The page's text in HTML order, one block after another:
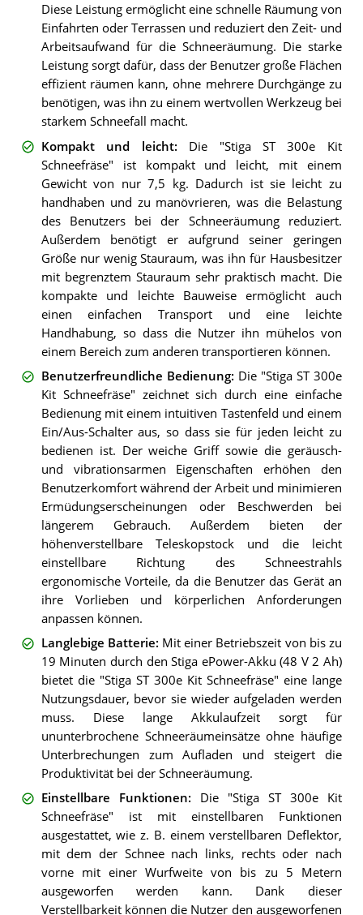
Diese Leistung ermöglicht eine schnelle Räumung von
Einfahrten oder Terrassen und reduziert den Zeit- und
Arbeitsaufwand für die Schneeräumung. Die starke
Leistung sorgt dafür, dass der Benutzer große Flächen
effizient räumen kann, ohne mehrere Durchgänge zu
benötigen, was ihn zu einem wertvollen Werkzeug bei
starkem Schneefall macht.
Kompakt und leicht: Die "Stiga ST 300e Kit
Schneefräse" ist kompakt und leicht, mit einem
Gewicht von nur 7,5 kg. Dadurch ist sie leicht zu
handhaben und zu manövrieren, was die Belastung
des Benutzers bei der Schneeräumung reduziert.
Außerdem benötigt er aufgrund seiner geringen
Größe nur wenig Stauraum, was ihn für Hausbesitzer
mit begrenztem Stauraum sehr praktisch macht. Die
kompakte und leichte Bauweise ermöglicht auch
einen einfachen Transport und eine leichte
Handhabung, so dass die Nutzer ihn mühelos von
einem Bereich zum anderen transportieren können.
Benutzerfreundliche Bedienung: Die "Stiga ST 300e
Kit Schneefräse" zeichnet sich durch eine einfache
Bedienung mit einem intuitiven Tastenfeld und einem
Ein/Aus-Schalter aus, so dass sie für jeden leicht zu
bedienen ist. Der weiche Griff sowie die geräusch-
und vibrationsarmen Eigenschaften erhöhen den
Benutzerkomfort während der Arbeit und minimieren
Ermüdungserscheinungen oder Beschwerden bei
längerem Gebrauch. Außerdem bieten der
höhenverstellbare Teleskopstock und die leicht
einstellbare Richtung des Schneestrahls
ergonomische Vorteile, da die Benutzer das Gerät an
ihre Vorlieben und körperlichen Anforderungen
anpassen können.
Langlebige Batterie: Mit einer Betriebszeit von bis zu
19 Minuten durch den Stiga ePower-Akku (48 V 2 Ah)
bietet die "Stiga ST 300e Kit Schneefräse" eine lange
Nutzungsdauer, bevor sie wieder aufgeladen werden
muss. Diese lange Akkulaufzeit sorgt für
ununterbrochene Schneeräumeinsätze ohne häufige
Unterbrechungen zum Aufladen und steigert die
Produktivität bei der Schneeräumung.
Einstellbare Funktionen: Die "Stiga ST 300e Kit
Schneefräse" ist mit einstellbaren Funktionen
ausgestattet, wie z. B. einem verstellbaren Deflektor,
mit dem der Schnee nach links, rechts oder nach
vorne mit einer Wurfweite von bis zu 5 Metern
ausgeworfen werden kann. Dank dieser
Verstellbarkeit können die Nutzer den ausgeworfenen